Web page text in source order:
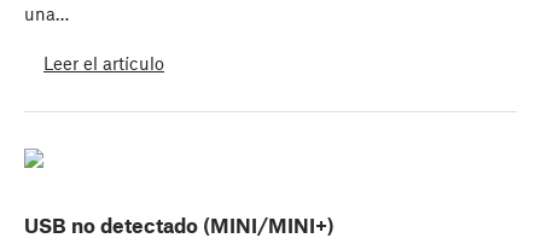
una…
Leer el artículo
USB no detectado (MINI/MINI+)